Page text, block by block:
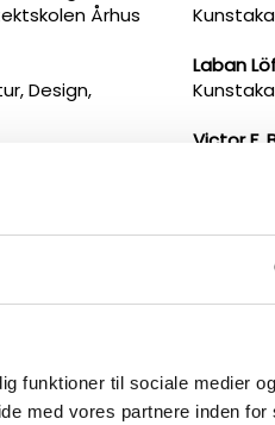
funktioner til sociale medier
med vores partnere inden for
Århus
Design,
Laban
Victor F.
The
Det Kgl.
Det
KEA-